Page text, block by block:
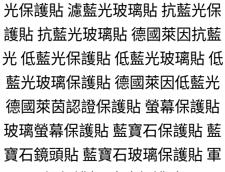
光保護貼 濾藍光玻璃貼 抗藍光保
護貼 抗藍光玻璃貼 德國萊因抗藍
光 低藍光保護貼 低藍光玻璃貼 低
藍光玻璃保護貼 德國萊因低藍光
德國萊茵認證保護貼 螢幕保護貼
玻璃螢幕保護貼 藍寶石保護貼 藍
寶石鏡頭貼 藍寶石玻璃保護貼 軍